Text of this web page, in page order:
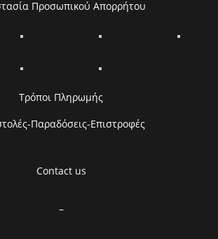
Προσωπικού Απορρήτου
Τρόποι Πληρωμής
Παραδόσεις-Επιστροφές
Contact us
–